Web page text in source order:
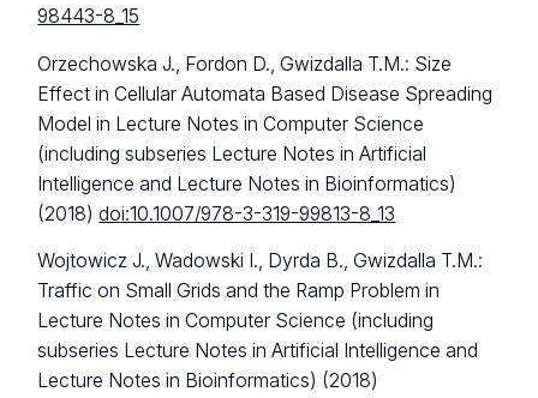
98443-8_15
Orzechowska J., Fordon D., Gwizdalla T.M.: Size
Effect in Cellular Automata Based Disease Spreading
Model in Lecture Notes in Computer Science
(including subseries Lecture Notes in Artificial
Intelligence and Lecture Notes in Bioinformatics)
(2018)doi:10.1007/978-3-319-99813-8_13
Wojtowicz J., Wadowski I., Dyrda B., Gwizdalla T.M.:
Traffic on Small Grids and the Ramp Problem in
Lecture Notes in Computer Science (including
subseries Lecture Notes in Artificial Intelligence and
Lecture Notes in Bioinformatics) (2018)